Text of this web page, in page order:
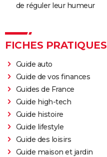
de réguler leur humeur
FICHES PRATIQUES
Guide auto
Guide de vos finances
Guides de France
Guide high-tech
Guide histoire
Guide lifestyle
Guide des loisirs
Guide maison et jardin